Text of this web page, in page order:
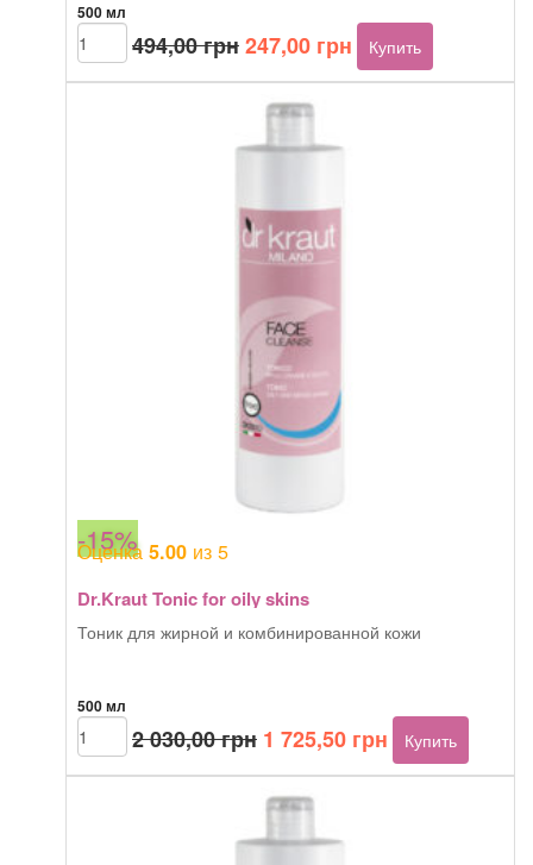
500 мл
494,00грнПервоначальная
цена
составляла
494,00 грн.
247,00 грнТекущая
цена:
Количество
товара
Dr.Kraut
Купить
-15%
Оценка 5.00 из 5
Dr.Kraut Tonic for oily skins
Тоник для жирной и комбинированной кожи
500 мл
2 030,00грн Первоначальная
составляла
2
030,00 грн.
1 725,50 грнТекущая
цена:
Количество
товара
Dr.Kraut
Купить